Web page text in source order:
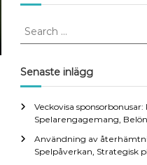
S
r
c
f
r
Senaste inlägg
Veckovisa
Spelarengagemang,
Användning av
Spelpåverkan, Strategisk